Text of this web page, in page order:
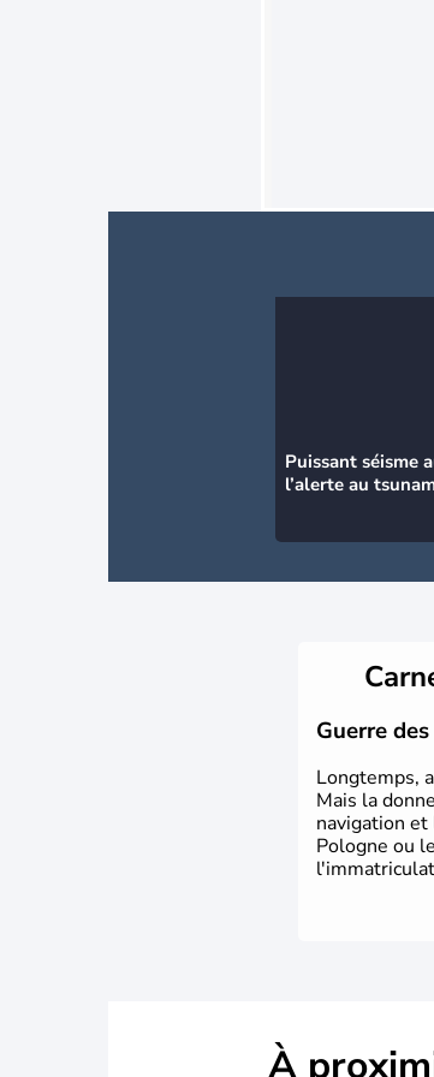
Puissant séisme
l’alerte au
Guerre
Longtemps,
Mais la
navigation
Pologne ou
À